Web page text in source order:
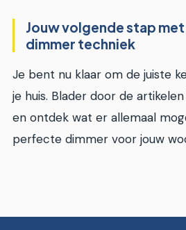
Jouw volgende stap met
dimmer techniek
Je bent nu klaar om de juiste
je huis. Blader door de
en ontdek wat er allemaal
perfecte dimmer voor jouw